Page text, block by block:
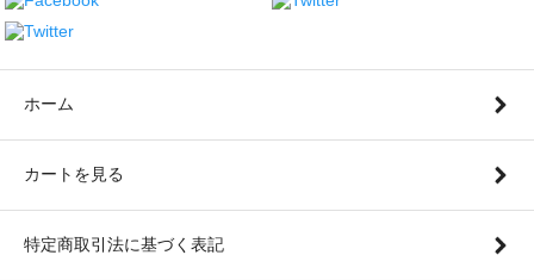
ホーム
カートを見る
特定商取引法に基づく表記